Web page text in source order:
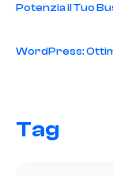
Potenzia il Tuo
WordPress:
Tag